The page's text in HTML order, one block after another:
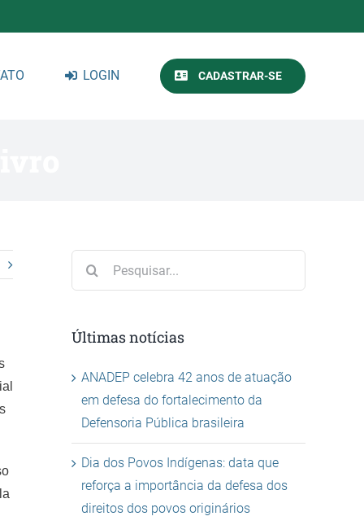
LOGIN CADASTRAR-SE
Últimas notícias
ANADEP celebra 42 anos de atuação
em defesa do fortalecimento da
Defensoria Pública brasileira
Dia dos Povos Indígenas: data que
reforça a importância da defesa dos
direitos dos povos originários